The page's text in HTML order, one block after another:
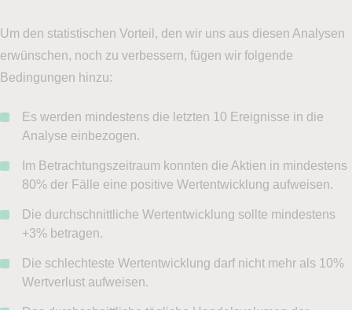
Um den statistischen Vorteil, den wir uns aus diesen Analysen
erwünschen, noch zu verbessern, fügen wir folgende
Bedingungen hinzu:
Es werden mindestens die letzten 10 Ereignisse in die
Analyse einbezogen.
Im Betrachtungszeitraum konnten die Aktien in mindestens
80% der Fälle eine positive Wertentwicklung aufweisen.
Die durchschnittliche Wertentwicklung sollte mindestens
+3% betragen.
Die schlechteste Wertentwicklung darf nicht mehr als 10%
Wertverlust aufweisen.